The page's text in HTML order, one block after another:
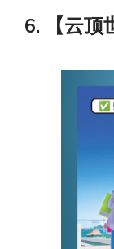
6. 【云顶